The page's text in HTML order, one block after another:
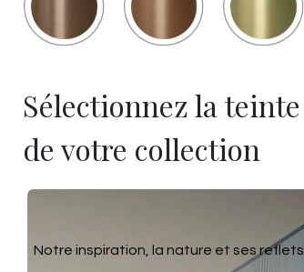
Sélectionnez la teinte
de votre collection
Notre inspiration, la nature et ses reflets